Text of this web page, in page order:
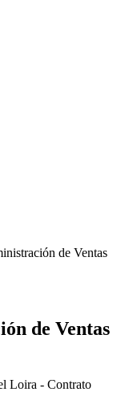
de Ventas
de Ventas
Loira - Contrato